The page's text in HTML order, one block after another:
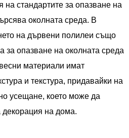
на стандартите за опазване на
околната среда. В
на дървени полилеи също
за опазване на околната среда
материали имат
и текстура, придавайки на
усещане, което може да
на дома.